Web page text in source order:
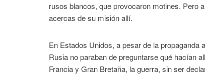
rusos blancos, que provocaron motines. Pero
acercas de su misión allí.
En Estados Unidos, a pesar de la
Rusia no paraban de preguntarse qué hacían
Francia y Gran Bretaña, la guerra, sin ser